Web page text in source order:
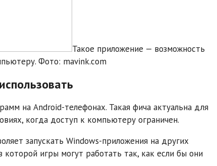
Такое приложение — возможность
Фото: mavink.com
на Android-телефонах. Такая фича актуальна для
когда доступ к компьютеру ограничен.
запускать Windows-приложения на других
игры могут работать так, как если бы они